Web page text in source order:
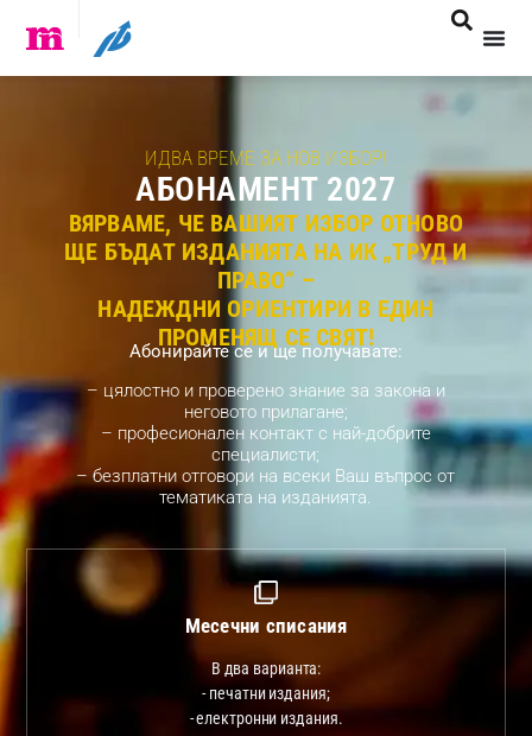
ИДВА ВРЕМЕ ЗА НОВ ИЗБОР!
АБОНАМЕНТ 2027
ВЯРВАМЕ, ЧЕ ВАШИЯТ ИЗБОР ОТНОВО
ЩЕ БЪДАТ ИЗДАНИЯТА НА ИК „ТРУД И
ПРАВО“ –
НАДЕЖДНИ ОРИЕНТИРИ В ЕДИН
ПРОМЕНЯЩ СЕ СВЯТ!
Абонирайте се и ще получавате:
– цялостно и проверено знание за закона и
неговото прилагане;
– професионален контакт с най-добрите
специалисти;
– безплатни отговори на всеки Ваш въпрос от
тематиката на изданията.
Месечни списания
В два варианта:
- печатни издания;
- електронни издания.